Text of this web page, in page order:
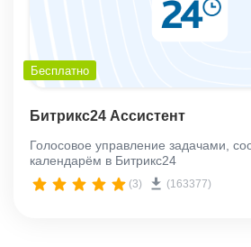
Бесплатно
Битрикс24 Ассистент
Голосовое управление задачами,
календарём в Битрикс24
(3) (163377)